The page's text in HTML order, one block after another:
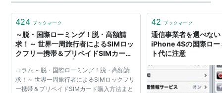
地域が国際ローミングに対応しているかどうか」 です。
対応していない国・…
424 ブックマーク
～脱・国際ローミング！脱・高額請
求！～ 世界一周旅行者によるSIMロッ
クフリー携帯＆プリペイドSIMカード
ッカー・世界一周をした若き起業家の
メモ
コラム ～脱・国際ローミング！脱・高額請
求！～ 世界一周旅行者によるSIMロックフリ
ー携帯＆プリペイドSIMカード購入方法まと
42 ブックマーク
通信事業者を選べな
iPhone 4Sの国際ロー
ト代に注意